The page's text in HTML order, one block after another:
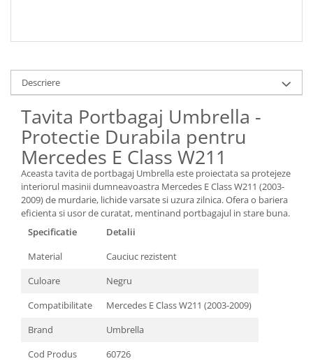
Descriere
Tavita Portbagaj Umbrella -
Protectie Durabila pentru
Mercedes E Class W211
Aceasta tavita de portbagaj Umbrella este proiectata sa protejeze
interiorul masinii dumneavoastra Mercedes E Class W211 (2003-
2009) de murdarie, lichide varsate si uzura zilnica. Ofera o bariera
eficienta si usor de curatat, mentinand portbagajul in stare buna.
Specificatie
Detalii
Material
Cauciuc rezistent
Culoare
Negru
Compatibilitate
Mercedes E Class W211 (2003-2009)
Brand
Umbrella
Cod Produs
60726